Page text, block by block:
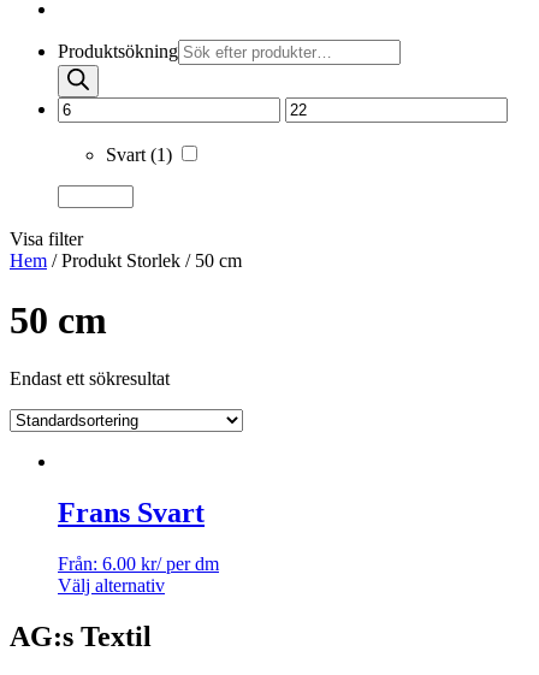
Produktsökning
Svart(1)
Visa filter
Hem / Produkt Storlek / 50 cm
50 cm
Endast ett sökresultat
Frans Svart
Från: 6.00 kr/ per dm
Välj alternativ
AG:s Textil